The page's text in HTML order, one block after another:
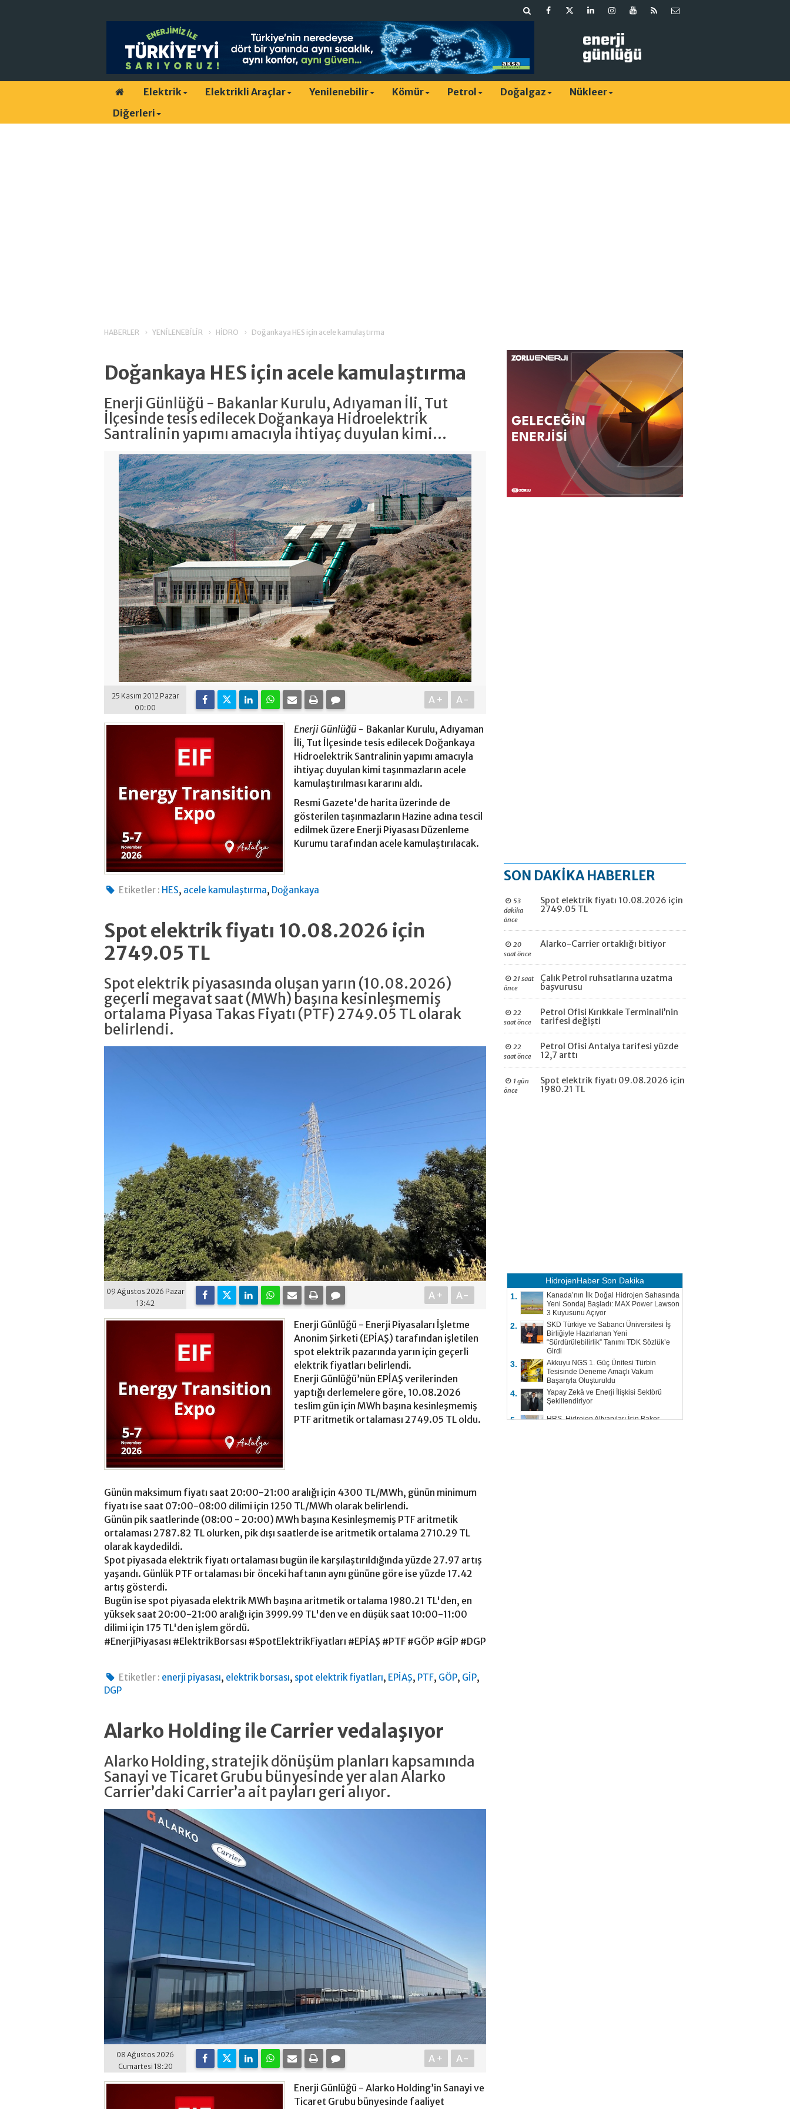
Elektrik Elektrikli Araçlar Yenilenebilir Kömür Petrol Doğalgaz
Nükleer
Diğerleri
HABERLER YENİLENEBİLİR HİDRO Doğankaya HES için acele kamulaştırma
Doğankaya HES için acele kamulaştırma
Enerji Günlüğü - Bakanlar Kurulu, Adıyaman İli, Tut
İlçesinde tesis edilecek Doğankaya Hidroelektrik
Santralinin yapımı amacıyla ihtiyaç duyulan kimi...
25 Kasım 2012 Pazar
00:00
A+ A-
Enerji Günlüğü - Bakanlar Kurulu, Adıyaman
İli, Tut İlçesinde tesis edilecek Doğankaya
Hidroelektrik Santralinin yapımı amacıyla
ihtiyaç duyulan kimi taşınmazların acele
kamulaştırılması kararını aldı.
Resmi Gazete'de harita üzerinde de
gösterilen taşınmazların Hazine adına tescil
edilmek üzere Enerji Piyasası Düzenleme
Kurumu tarafından acele kamulaştırılacak.
Etiketler : HES, acele kamulaştırma, Doğankaya
Spot elektrik fiyatı 10.08.2026 için
2749.05 TL
Spot elektrik piyasasında oluşan yarın (10.08.2026)
geçerli megavat saat (MWh) başına kesinleşmemiş
ortalama Piyasa Takas Fiyatı (PTF) 2749.05 TL olarak
belirlendi.
09 Ağustos 2026 Pazar
13:42
A+ A-
Enerji Günlüğü - Enerji Piyasaları İşletme
Anonim Şirketi (EPİAŞ) tarafından işletilen
spot elektrik pazarında yarın için geçerli
elektrik fiyatları belirlendi.
Enerji Günlüğü’nün EPİAŞ verilerinden
yaptığı derlemelere göre, 10.08.2026
teslim gün için MWh başına kesinleşmemiş
PTF aritmetik ortalaması 2749.05 TL oldu.
Günün maksimum fiyatı saat 20:00-21:00 aralığı için 4300 TL/MWh, günün minimum
fiyatı ise saat 07:00-08:00 dilimi için 1250 TL/MWh olarak belirlendi.
Günün pik saatlerinde (08:00 - 20:00) MWh başına Kesinleşmemiş PTF aritmetik
ortalaması 2787.82 TL olurken, pik dışı saatlerde ise aritmetik ortalama 2710.29 TL
olarak kaydedildi.
Spot piyasada elektrik fiyatı ortalaması bugün ile karşılaştırıldığında yüzde 27.97 artış
yaşandı. Günlük PTF ortalaması bir önceki haftanın aynı gününe göre ise yüzde 17.42
artış gösterdi.
Bugün ise spot piyasada elektrik MWh başına aritmetik ortalama 1980.21 TL'den, en
yüksek saat 20:00-21:00 aralığı için 3999.99 TL'den ve en düşük saat 10:00-11:00
dilimi için 175 TL'den işlem gördü.
#EnerjiPiyasası #ElektrikBorsası #SpotElektrikFiyatları #EPİAŞ #PTF #GÖP #GİP #DGP
Etiketler : enerji piyasası, elektrik borsası, spot elektrik fiyatları, EPİAŞ, PTF, GÖP, GİP,
DGP
Alarko Holding ile Carrier vedalaşıyor
Alarko Holding, stratejik dönüşüm planları kapsamında
Sanayi ve Ticaret Grubu bünyesinde yer alan Alarko
Carrier’daki Carrier’a ait payları geri alıyor.
08 Ağustos 2026
Cumartesi 18:20
A+ A-
Enerji Günlüğü - Alarko Holding’in Sanayi ve
Ticaret Grubu bünyesinde faaliyet
SON DAKİKA HABERLER
53
dakika
önce
Spot elektrik fiyatı 10.08.2026 için
2749.05 TL
20
saat önce
Alarko-Carrier ortaklığı bitiyor
21 saat
önce
Çalık Petrol ruhsatlarına uzatma
başvurusu
22
saat önce
Petrol Ofisi Kırıkkale Terminali’nin
tarifesi değişti
22
saat önce
Petrol Ofisi Antalya tarifesi yüzde
12,7 arttı
1 gün
önce
Spot elektrik fiyatı 09.08.2026 için
1980.21 TL
HidrojenHaber Son Dakika
1.
Kanada’nın İlk Doğal Hidrojen Sahasında
Yeni Sondaj Başladı: MAX Power Lawson
3 Kuyusunu Açıyor
2.
SKD Türkiye ve Sabancı Üniversitesi İş
Birliğiyle Hazırlanan Yeni
“Sürdürülebilirlik” Tanımı TDK Sözlük’e
Girdi
3.
Akkuyu NGS 1. Güç Ünitesi Türbin
Tesisinde Deneme Amaçlı Vakum
Başarıyla Oluşturuldu
4.
Yapay Zekâ ve Enerji İlişkisi Sektörü
Şekillendiriyor
5.
HRS, Hidrojen Altyapıları İçin Baker